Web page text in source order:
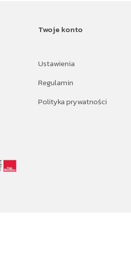
Twoje konto
Ustawienia
Regulamin
Polityka prywatności